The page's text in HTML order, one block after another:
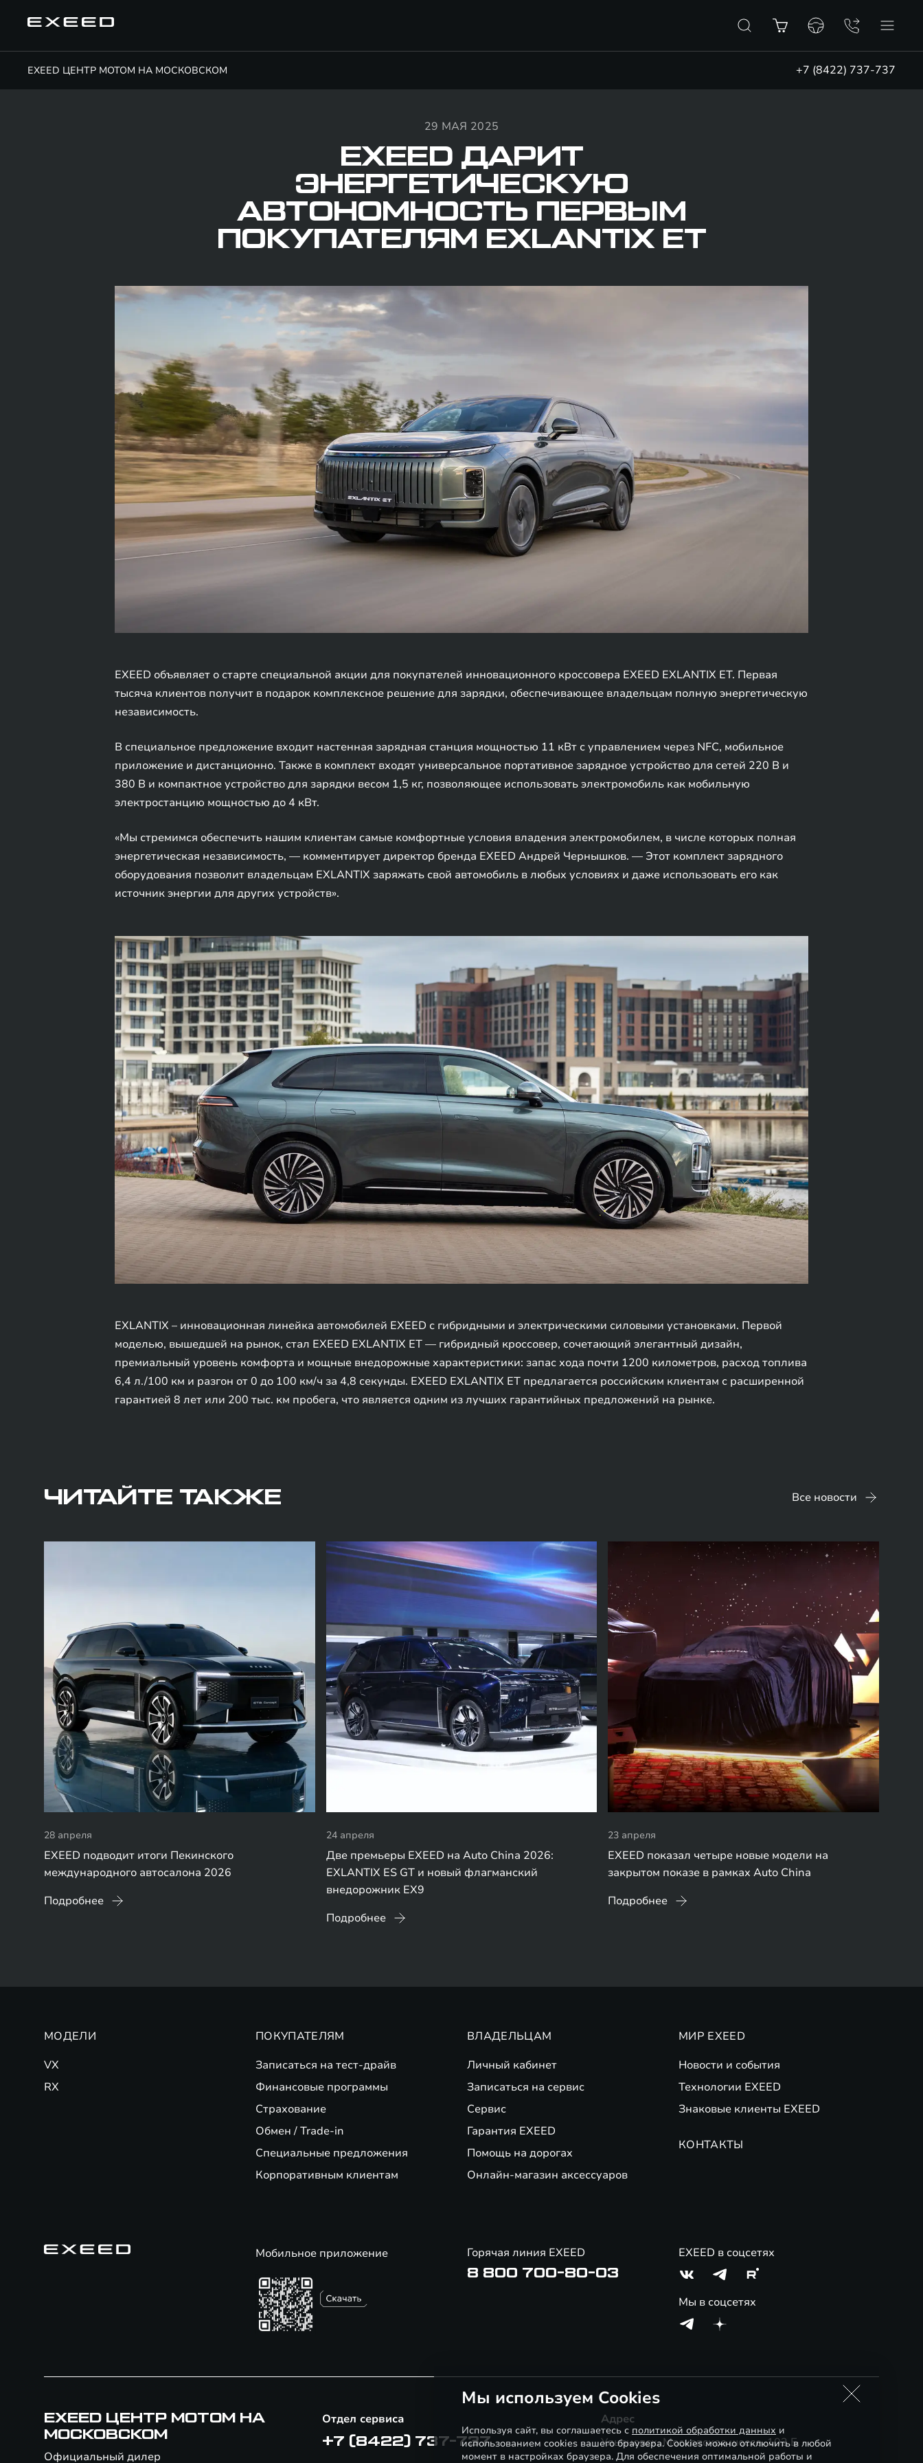
EXEED ЦЕНТР МОТОМ НА МОСКОВСКОМ +7 (8422) 737-737
29 МАЯ 2025
EXEED ДАРИТ
ЭНЕРГЕТИЧЕСКУЮ
АВТОНОМНОСТЬ ПЕРВЫМ
ПОКУПАТЕЛЯМ EXLANTIX ET
EXEED объявляет о старте специальной акции для покупателей инновационного кроссовера EXEED EXLANTIX ET. Первая
тысяча клиентов получит в подарок комплексное решение для зарядки, обеспечивающее владельцам полную энергетическую
независимость.
В специальное предложение входит настенная зарядная станция мощностью 11 кВт с управлением через NFC, мобильное
приложение и дистанционно. Также в комплект входят универсальное портативное зарядное устройство для сетей 220 В и
380 В и компактное устройство для зарядки весом 1,5 кг, позволяющее использовать электромобиль как мобильную
электростанцию мощностью до 4 кВт.
«Мы стремимся обеспечить нашим клиентам самые комфортные условия владения электромобилем, в числе которых полная
энергетическая независимость, — комментирует директор бренда EXEED Андрей Чернышков. — Этот комплект зарядного
оборудования позволит владельцам EXLANTIX заряжать свой автомобиль в любых условиях и даже использовать его как
источник энергии для других устройств».
EXLANTIX – инновационная линейка автомобилей EXEED с гибридными и электрическими силовыми установками. Первой
моделью, вышедшей на рынок, стал EXEED EXLANTIX ET — гибридный кроссовер, сочетающий элегантный дизайн,
премиальный уровень комфорта и мощные внедорожные характеристики: запас хода почти 1200 километров, расход топлива
6,4 л./100 км и разгон от 0 до 100 км/ч за 4,8 секунды. EXEED EXLANTIX ET предлагается российским клиентам с расширенной
гарантией 8 лет или 200 тыс. км пробега, что является одним из лучших гарантийных предложений на рынке.
ЧИТАЙТЕ ТАКЖЕ Все новости
28 апреля
EXEED подводит итоги Пекинского
международного автосалона 2026
Подробнее
24 апреля
Две премьеры EXEED на Auto China 2026:
EXLANTIX ES GT и новый флагманский
внедорожник EX9
Подробнее
23 апреля
EXEED показал четыре новые модели на
закрытом показе в рамках Auto China
Подробнее
МОДЕЛИ
VX
RX
ПОКУПАТЕЛЯМ
Записаться на тест-драйв
Финансовые программы
Страхование
Обмен / Trade-in
Специальные предложения
Корпоративным клиентам
ВЛАДЕЛЬЦАМ
Личный кабинет
Записаться на сервис
Сервис
Гарантия EXEED
Помощь на дорогах
Онлайн-магазин аксессуаров
МИР EXEED
Новости и события
Технологии EXEED
Знаковые клиенты EXEED
КОНТАКТЫ
Мобильное приложение Горячая линия EXEED
8 800 700-80-03
EXEED в соцсетях
Мы в соцсетях
EXEED ЦЕНТР МОТОМ НА
МОСКОВСКОМ
Официальный дилер
Отдел сервиса
+7 (8422) 737-737
Адрес
Ульяновск, Московское шоссе, 102 Б
Мы используем Cookies
Используя сайт, вы соглашаетесь с политикой обработки данных и
использованием cookies вашего браузера. Cookies можно отключить в любой
момент в настройках браузера. Для обеспечения оптимальной работы и